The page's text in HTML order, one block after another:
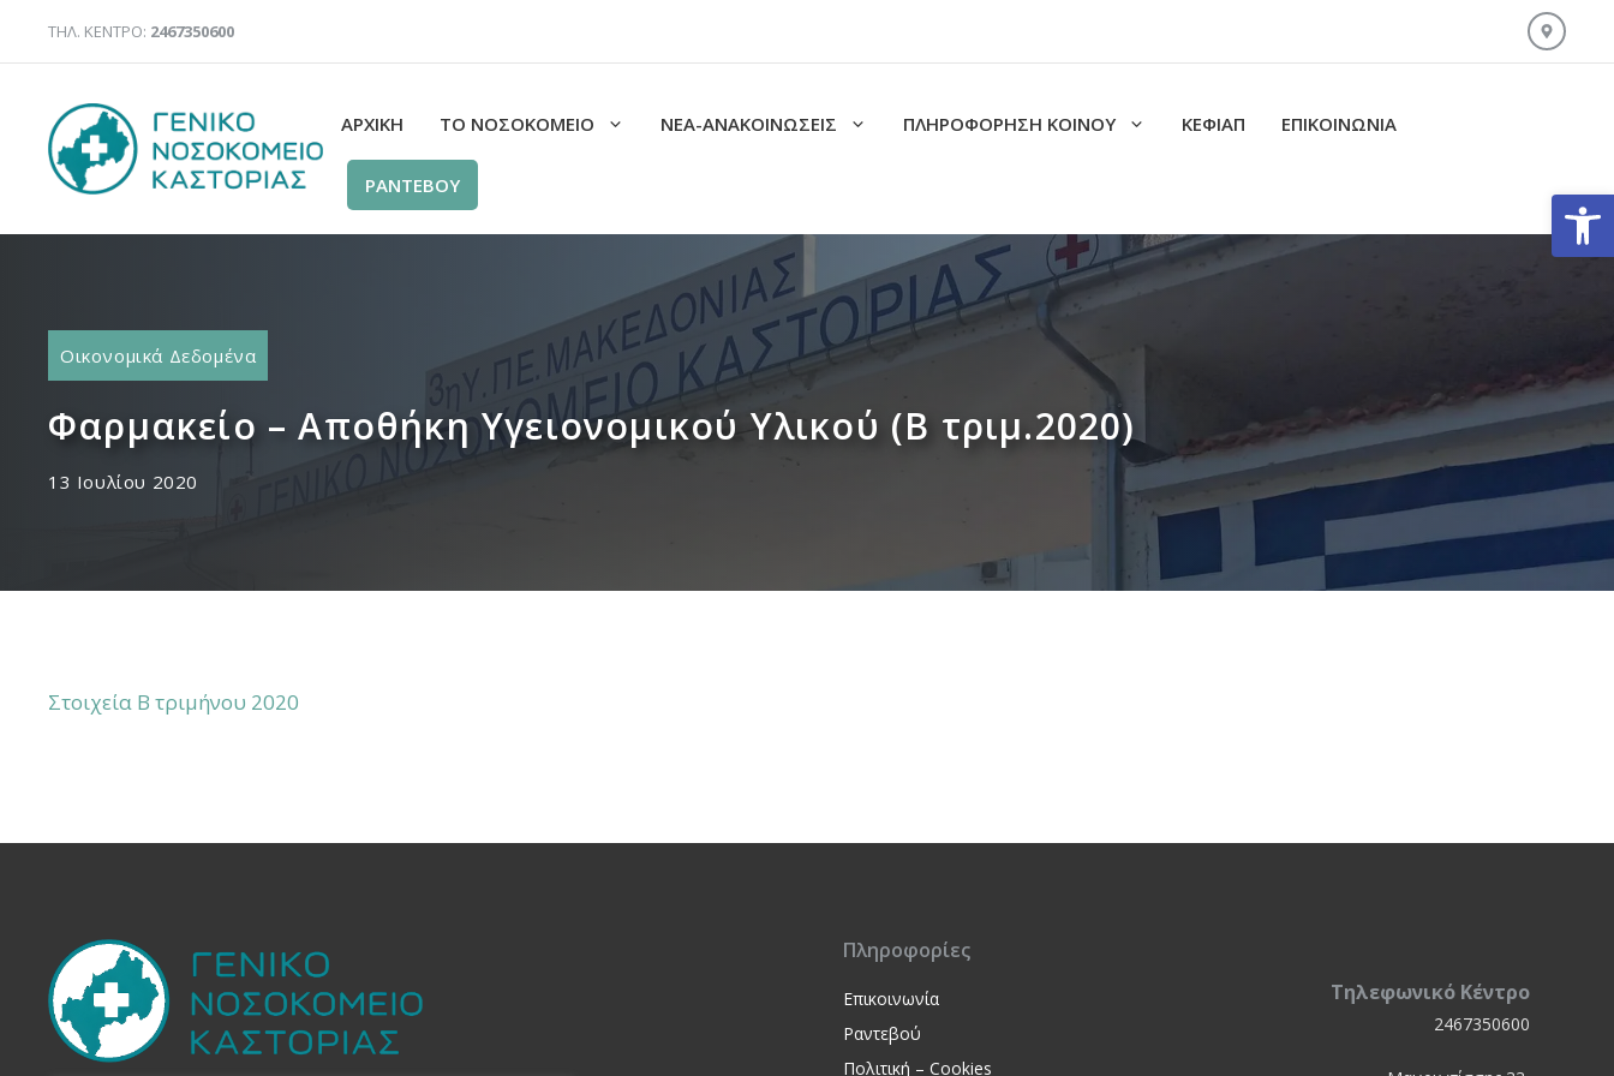
ΤΗΛ. ΚΕΝΤΡΟ: 2467350600
ΑΡΧΙΚΉ ΤΟ ΝΟΣΟΚΟΜΕΙΟ ΝΕΑ-ΑΝΑΚΟΙΝΩΣΕΙΣ ΠΛΗΡΟΦΟΡΗΣΗ ΚΟΙΝΟΥ ΚΕΦΙΑΠ ΕΠΙΚΟΙΝΩΝΊΑ
ΡΑΝΤΕΒΟΥ
Οικονομικά Δεδομένα
Φαρμακείο – Αποθήκη Υγειονομικού Υλικού (Β τριμ.2020)
13 Ιουλίου 2020
Στοιχεία Β τριμήνου 2020
Πληροφορίες
Επικοινωνία
Ραντεβού
Πολιτική – Cookies
Τηλεφωνικό Κέντρο
2467350600